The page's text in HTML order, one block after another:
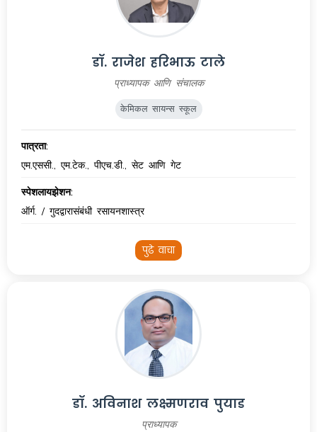
डॉ. राजेश हरिभाऊ टाले
प्राध्यापक आणि संचालक
केमिकल सायन्स स्कूल
पात्रता:
एम.एससी., एम.टेक., पीएच.डी., सेट आणि गेट
स्पेशलायझेशन:
ऑर्ग. / गुदद्वारासंबंधी रसायनशास्त्र
पुढे वाचा
डॉ. अविनाश लक्ष्मणराव पुयाड
प्राध्यापक